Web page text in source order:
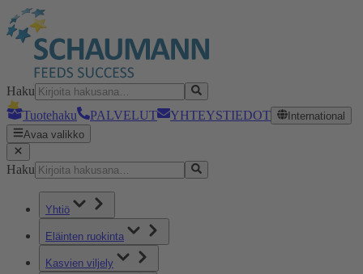
Haku
Tuotehaku
PALVELUT YHTEYSTIEDOT
International
Avaa valikko
Haku
Yhtiö
Eläinten ruokinta
Kasvien viljely